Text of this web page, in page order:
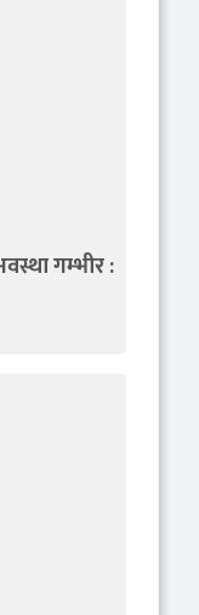
गम्भीर :